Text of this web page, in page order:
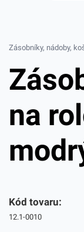
Zásobníky, nádoby,
na
Kód tovaru:
12.1-0010